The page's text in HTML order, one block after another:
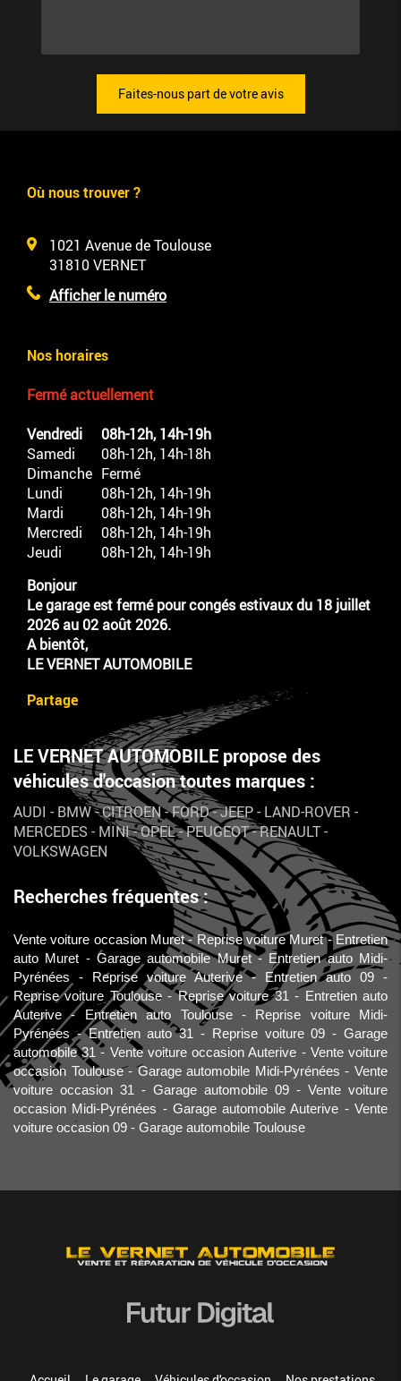
Faites-nous part de votre avis
Où nous trouver ?
1021 Avenue de Toulouse
31810VERNET
Afficher le numéro
Nos horaires
Fermé actuellement
Vendredi
08h-12h, 14h-19h
Samedi
08h-12h, 14h-18h
Dimanche Fermé
Lundi
08h-12h, 14h-19h
Mardi
08h-12h, 14h-19h
Mercredi
08h-12h, 14h-19h
Jeudi
08h-12h, 14h-19h
Bonjour
Le garage est fermé pour congés estivaux du 18 juillet
2026 au 02 août 2026.
A bientôt,
LE VERNET AUTOMOBILE
Partage
LE VERNET AUTOMOBILE propose des
véhicules d'occasion toutes marques :
AUDI - BMW-CITROEN-FORD-JEEP- LAND-ROVER -
MERCEDES - MINI-OPEL-PEUGEOT-RENAULT-
VOLKSWAGEN
Recherches fréquentes :
Vente voiture occasion Muret Reprise voiture Muret
Entretien
auto Muret
Garage automobile Muret
Entretien auto Midi-
Pyrénées
Reprise voiture Auterive
Entretien auto 09
Reprise voiture Toulouse
Reprise voiture 31
Entretien auto
Auterive
Entretien auto Toulouse
Reprise voiture Midi-
Pyrénées
Entretien auto 31 Reprise voiture 09
Garage
automobile 31
Vente voiture occasion Auterive
Vente voiture
occasion Toulouse
Garage automobile Midi-Pyrénées
Vente
voiture occasion 31
Garage automobile 09
Vente voiture
occasion Midi-Pyrénées
Garage automobile Auterive
Vente
voiture occasion 09
Garage automobile Toulouse